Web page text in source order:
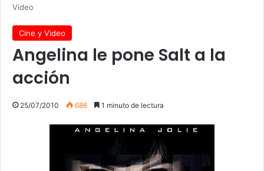
Video
Cine y Video
Angelina le pone Salt a la
acción
25/07/2010 686 1 minuto de lectura